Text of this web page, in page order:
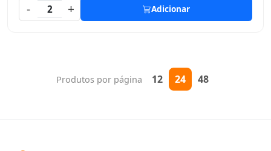
-
2 + Adicionar
Produtos por página 12 24 48